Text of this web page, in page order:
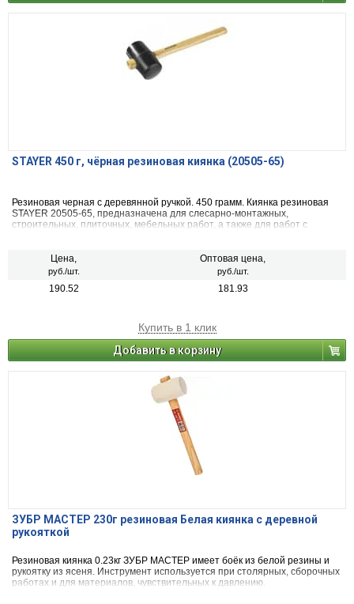
STAYER 450 г, чёрная резиновая киянка (20505-65)
Резиновая черная с деревянной ручкой. 450 грамм. Киянка резиновая
STAYER 20505-65, предназначена для слесарно-монтажных,
строительных, плиточных, мебельных работ, а также для работ с
Цена,
руб./шт.
Оптовая цена,
руб./шт.
190.52 181.93
Купить в 1 клик
Добавить в корзину
ЗУБР МАСТЕР 230г резиновая Белая киянка с деревной
рукояткой
Резиновая киянка 0.23кг ЗУБР МАСТЕР имеет боёк из белой резины и
рукоятку из ясеня. Инструмент используется при столярных, сборочных
работах и для материалов, чувствительных к давлению.